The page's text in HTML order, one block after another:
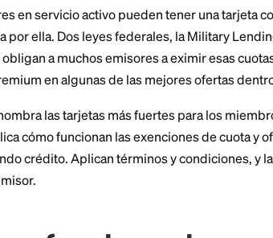
21, 2026
militares en servicio activo pueden
nada por ella. Dos leyes federales, la
viaje premium en algunas de las
guía nombra las tarjetas más fuertes